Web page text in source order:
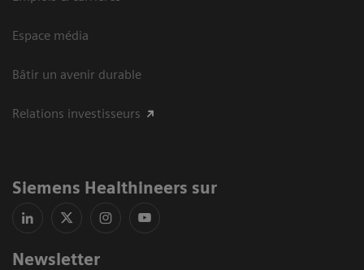
Espace média
Bâtir un avenir durable
Relations investisseurs
Siemens Healthineers sur
Newsletter